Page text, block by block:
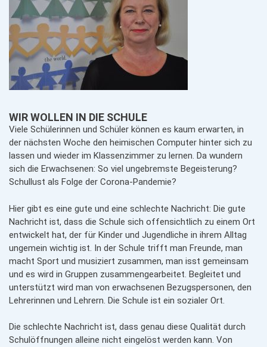
WIR WOLLEN IN DIE SCHULE
Viele Schülerinnen und Schüler können es kaum erwarten, in
der nächsten Woche den heimischen Computer hinter sich zu
lassen und wieder im Klassenzimmer zu lernen. Da wundern
sich die Erwachsenen: So viel ungebremste Begeisterung?
Schullust als Folge der Corona-Pandemie?
Hier gibt es eine gute und eine schlechte Nachricht: Die gute
Nachricht ist, dass die Schule sich offensichtlich zu einem Ort
entwickelt hat, der für Kinder und Jugendliche in ihrem Alltag
ungemein wichtig ist. In der Schule trifft man Freunde, man
macht Sport und musiziert zusammen, man isst gemeinsam
und es wird in Gruppen zusammengearbeitet. Begleitet und
unterstützt wird man von erwachsenen Bezugspersonen, den
Lehrerinnen und Lehrern. Die Schule ist ein sozialer Ort.
Die schlechte Nachricht ist, dass genau diese Qualität durch
Schulöffnungen alleine nicht eingelöst werden kann. Von